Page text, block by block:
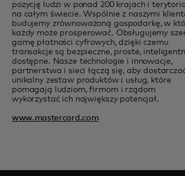
pozycję ludzi w ponad 200 krajach i
na całym świecie. Wspólnie z naszymi
budujemy zrównoważoną gospodarkę, w
każdy może prosperować. Obsługujemy
gamę płatności cyfrowych, dzięki czemu
transakcje są bezpieczne, proste,
dostępne. Nasze technologie i innowacje,
partnerstwa i sieci łączą się, aby
unikalny zestaw produktów i usług, które
pomagają ludziom, firmom i rządom
wykorzystać ich największy potencjał.
www.mastercard.com